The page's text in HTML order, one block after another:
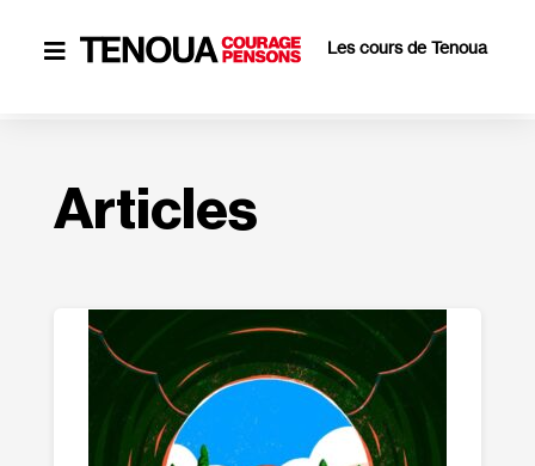
 Les cours de Tenoua
Articles